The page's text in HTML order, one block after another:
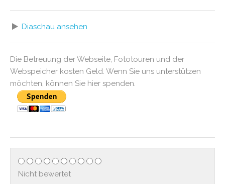
Diaschau ansehen
Die Betreuung der Webseite, Fototouren und der
Webspeicher kosten Geld. Wenn Sie uns unterstützen
möchten, können Sie hier spenden.
Nicht bewertet